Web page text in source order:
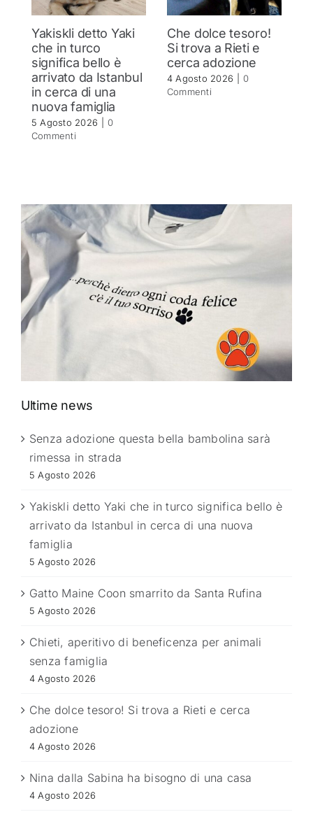
Yakiskli detto Yaki
che in turco
significa bello è
arrivato da Istanbul
in cerca di una
nuova famiglia
5 Agosto 2026
0
Commenti
Che dolce tesoro!
Si trova a Rieti e
cerca adozione
4 Agosto 2026
0
Commenti
Ultime news
Senza adozione questa bella bambolina sarà
rimessa in strada
5 Agosto 2026
Yakiskli detto Yaki che in turco significa bello è
arrivato da Istanbul in cerca di una nuova
famiglia
5 Agosto 2026
Gatto Maine Coon smarrito da Santa Rufina
5 Agosto 2026
Chieti, aperitivo di beneficenza per animali
senza famiglia
4 Agosto 2026
Che dolce tesoro! Si trova a Rieti e cerca
adozione
4 Agosto 2026
Nina dalla Sabina ha bisogno di una casa
4 Agosto 2026